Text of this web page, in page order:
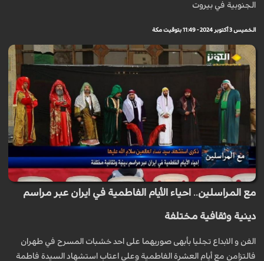
الجنوبية في بيروت
الخميس 3 أكتوبر 2024 - 11:49 بتوقيت مكة
مع المراسلين.. احياء الأيام الفاطمية في ايران عبر مراسم
دينية وثقافية مختلفة
الفن و الابداع تجليا بأبهى صوريهما على احد خشبات المسرح في طهران
فالتزامن مع أيام العشرة الفاطمية وعلى اعتاب استشهاد السيدة فاطمة